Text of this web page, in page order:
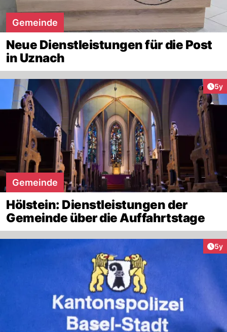
Gemeinde
Neue Dienstleistungen für die Post
in Uznach
5y
Gemeinde
Hölstein: Dienstleistungen der
Gemeinde über die Auffahrtstage
5y